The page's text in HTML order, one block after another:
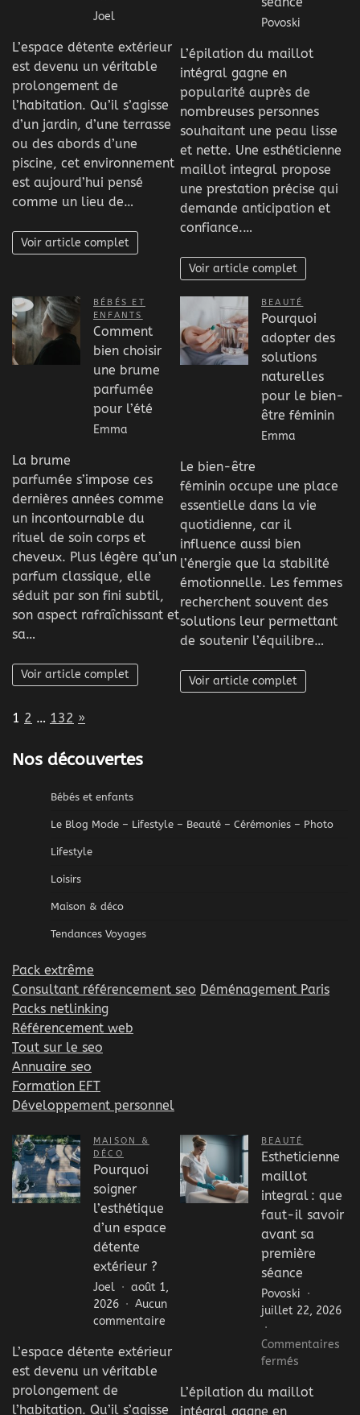
Joel
L’espace détente extérieur
est devenu un véritable
prolongement de
l’habitation. Qu’il s’agisse
d’un jardin, d’une terrasse
ou des abords d’une
piscine, cet environnement
est aujourd’hui pensé
comme un lieu de…
Voir article complet
Povoski
L’épilation du maillot
intégral gagne en
popularité auprès de
nombreuses personnes
souhaitant une peau lisse
et nette. Une esthéticienne
maillot integral propose
une prestation précise qui
demande anticipation et
confiance.…
Voir article complet
BÉBÉS ET
ENFANTS
Comment
bien choisir
une brume
parfumée
pour l’été
Emma
La brume
parfumée s’impose ces
dernières années comme
un incontournable du
rituel de soin corps et
cheveux. Plus légère qu’un
parfum classique, elle
séduit par son fini subtil,
son aspect rafraîchissant et
sa…
Voir article complet
BEAUTÉ
Pourquoi
adopter des
solutions
naturelles
pour le bien-
être féminin
Emma
Le bien-être
féminin occupe une place
essentielle dans la vie
quotidienne, car il
influence aussi bien
l’énergie que la stabilité
émotionnelle. Les femmes
recherchent souvent des
solutions leur permettant
de soutenir l’équilibre…
Voir article complet
Page:
1 2 … 132 Next
»
Nos découvertes
Bébés et enfants
Le Blog Mode – Lifestyle – Beauté – Cérémonies – Photo
Lifestyle
Loisirs
Maison & déco
Tendances Voyages
Pack extrême
Consultant référencement seo Déménagement Paris
Packs netlinking
Référencement web
Tout sur le seo
Annuaire seo
Formation EFT
Développement personnel
MAISON &
DÉCO
Pourquoi
soigner
l’esthétique
d’un espace
détente
extérieur ?
Joel
août 1,
2026
Aucun
commentaire
soigner
d’un
espace
L’espace détente extérieur
est devenu un véritable
prolongement de
l’habitation. Qu’il s’agisse
BEAUTÉ
Estheticienne
maillot
integral : que
faut-il savoir
avant sa
première
séance
Povoski
juillet 22, 2026
Commentaires
fermés
maillot
L’épilation du maillot
intégral gagne en